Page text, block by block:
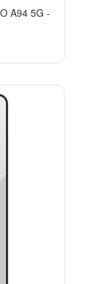
A94 5G -